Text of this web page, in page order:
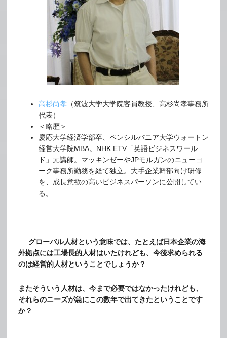
高杉尚孝（筑波大学大学院客員教授、高杉尚孝事務所
代表）
＜略歴＞
慶応大学経済学部卒、ペンシルバニア大学ウォートン
経営大学院MBA。NHK ETV「英語ビジネスワール
ド」元講師。マッキンゼーやJPモルガンのニューヨ
ーク事務所勤務を経て独立。大手企業幹部向け研修
を、成長意欲の高いビジネスパーソンに公開してい
る。
──グローバル人材という意味では、たとえば日本企業の海
外拠点には工場長的人材はいたけれども、今後求められる
のは経営的人材ということでしょうか？
またそういう人材は、今まで必要ではなかったけれども、
それらのニーズが急にこの数年で出てきたということです
か？